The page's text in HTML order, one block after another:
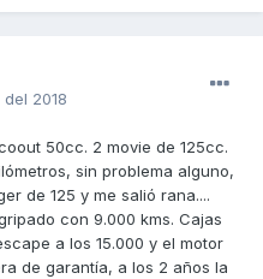
2018
50cc. 2 movie de 125cc.
sin problema alguno,
de 125 y me salió rana....
con 9.000 kms. Cajas
a los 15.000 y el motor
de garantía, a los 2 años la